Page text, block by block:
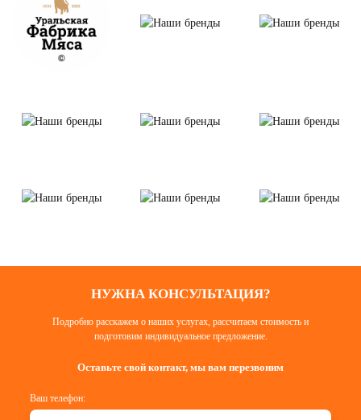
НУЖНА КОНСУЛЬТАЦИЯ?
Подробно расскажем о наших услугах, рассчитаем стоимость и
подготовим индивидуальное предложение.
Оставьте свой контакт, мы вам перезвоним
Ваш телефон: